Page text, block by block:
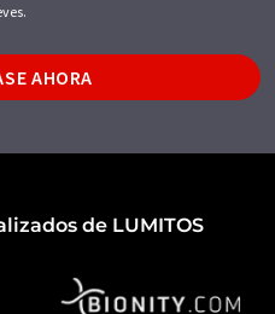
AHORA
de LUMITOS